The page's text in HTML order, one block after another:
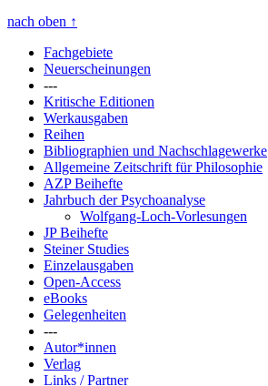
nach oben ↑
Fachgebiete
Neuerscheinungen
---
Kritische Editionen
Werkausgaben
Reihen
Bibliographien und Nachschlagewerke
Allgemeine Zeitschrift für Philosophie
AZP Beihefte
Jahrbuch der Psychoanalyse
Wolfgang-Loch-Vorlesungen
JP Beihefte
Steiner Studies
Einzelausgaben
Open-Access
eBooks
Gelegenheiten
---
Autor*innen
Verlag
Links / Partner